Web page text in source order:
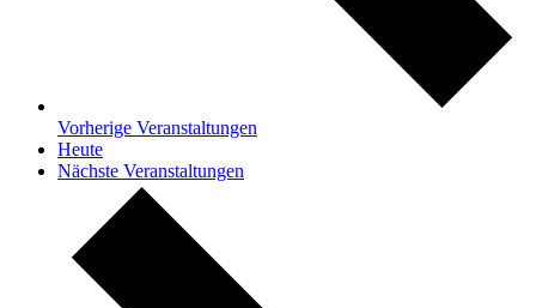
Vorherige Veranstaltungen
Heute
Nächste Veranstaltungen